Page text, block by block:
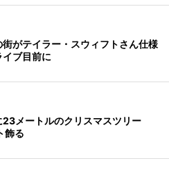
がテイラー・スウィフトさん仕様
ブ目前に
23メートルのクリスマスツリー
飾る